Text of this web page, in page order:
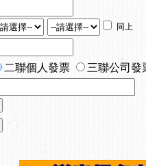
同上
二聯個人發票 三聯公司發